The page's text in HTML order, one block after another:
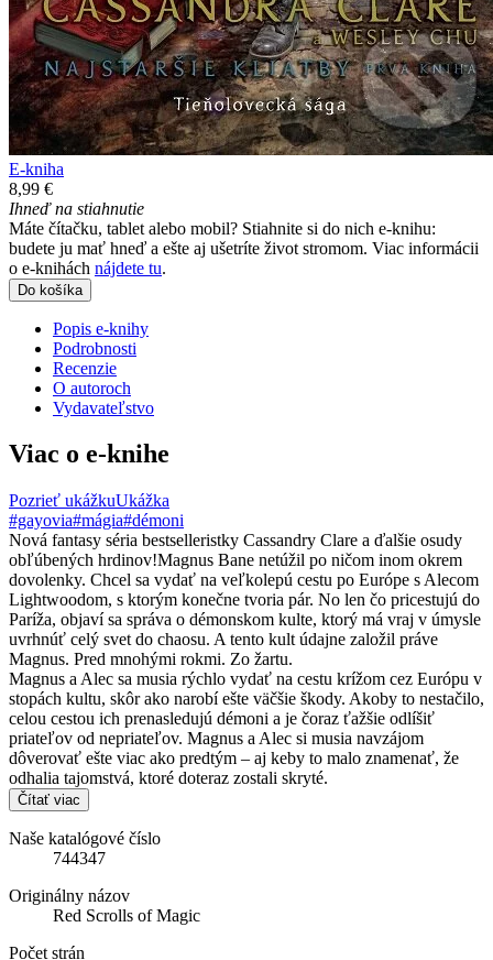
E-kniha
8,99 €
Ihneď na stiahnutie
Máte čítačku, tablet alebo mobil? Stiahnite si do nich e-knihu:
budete ju mať hneď a ešte aj ušetríte život stromom. Viac informácii
o e-knihách nájdete tu.
Do košíka
Popis e-knihy
Podrobnosti
Recenzie
O autoroch
Vydavateľstvo
Viac o e-knihe
Pozrieť ukážkuUkážka
#gayovia#mágia#démoni
Nová fantasy séria bestselleristky Cassandry Clare a ďalšie osudy
obľúbených hrdinov!Magnus Bane netúžil po ničom inom okrem
dovolenky. Chcel sa vydať na veľkolepú cestu po Európe s Alecom
Lightwoodom, s ktorým konečne tvoria pár. No len čo pricestujú do
Paríža, objaví sa správa o démonskom kulte, ktorý má vraj v úmysle
uvrhnúť celý svet do chaosu. A tento kult údajne založil práve
Magnus. Pred mnohými rokmi. Zo žartu.
Magnus a Alec sa musia rýchlo vydať na cestu krížom cez Európu v
stopách kultu, skôr ako narobí ešte väčšie škody. Akoby to nestačilo,
celou cestou ich prenasledujú démoni a je čoraz ťažšie odlíšiť
priateľov od nepriateľov. Magnus a Alec si musia navzájom
dôverovať ešte viac ako predtým – aj keby to malo znamenať, že
odhalia tajomstvá, ktoré doteraz zostali skryté.
Čítať viac
Naše katalógové číslo
744347
Originálny názov
Red Scrolls of Magic
Počet strán